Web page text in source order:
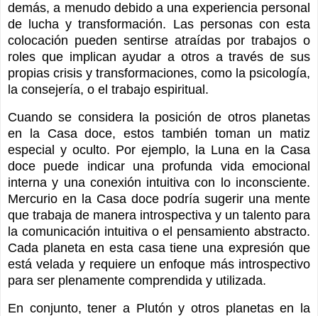
demás, a menudo debido a una experiencia personal
de lucha y transformación. Las personas con esta
colocación pueden sentirse atraídas por trabajos o
roles que implican ayudar a otros a través de sus
propias crisis y transformaciones, como la psicología,
la consejería, o el trabajo espiritual.
Cuando se considera la posición de otros planetas
en la Casa doce, estos también toman un matiz
especial y oculto. Por ejemplo, la Luna en la Casa
doce puede indicar una profunda vida emocional
interna y una conexión intuitiva con lo inconsciente.
Mercurio en la Casa doce podría sugerir una mente
que trabaja de manera introspectiva y un talento para
la comunicación intuitiva o el pensamiento abstracto.
Cada planeta en esta casa tiene una expresión que
está velada y requiere un enfoque más introspectivo
para ser plenamente comprendida y utilizada.
En conjunto, tener a Plutón y otros planetas en la